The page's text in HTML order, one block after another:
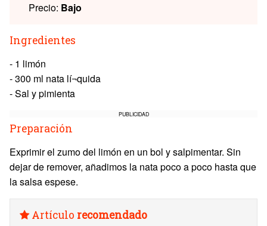
Precio: Bajo
Ingredientes
- 1 limón
- 300 ml nata lí¬quida
- Sal y pimienta
PUBLICIDAD
Preparación
Exprimir el zumo del limón en un bol y salpimentar. Sin
dejar de remover, añadimos la nata poco a poco hasta que
la salsa espese.
Artículo recomendado